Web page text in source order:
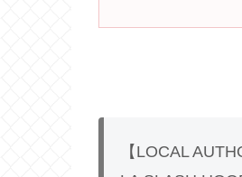
【LOCAL